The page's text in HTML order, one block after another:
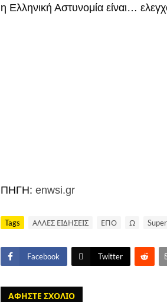
η Ελληνική Αστυνομία είναι…
ΠΗΓΗ: enwsi.gr
Tags ΑΛΛΕΣ ΕΙΔΗΣΕΙΣ ΕΠΟ Ω
Facebook Twitter
ΑΦΗΣΤΕ ΣΧΟΛΙΟ